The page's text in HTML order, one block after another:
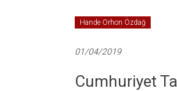
Hande Orhon Özdağ
01/04/2019
Cumhuriyet